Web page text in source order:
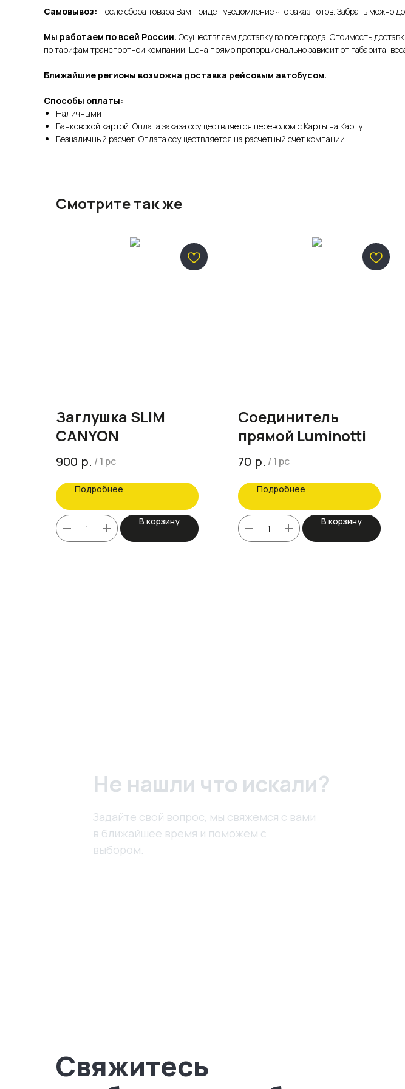
Самовывоз: После сбора товара Вам придет уведомление что заказ готов. Забрать
Мы работаем по всей России. Осуществляем доставку во все города. Стоимость
по тарифам транспортной компании. Цена прямо пропорционально зависит от габарита,
Ближайшие регионы возможна доставка рейсовым автобусом.
Способы оплаты:
Наличными
Банковской картой. Оплата заказа осуществляется переводом с Карты на Карту.
Безналичный расчет. Оплата осуществляется на расчётный счёт компании.
Смотрите так же
Заглушка SLIM
CANYON
900 р. /1 pc
Подробнее
В корзину
Соединитель
прямой Luminotti
70 р. /1 pc
Подробнее
В корзину
Не нашли что искали?
Задайте свой вопрос, мы свяжемся с вами
в ближайшее время и поможем с
выбором.
Свяжитесь